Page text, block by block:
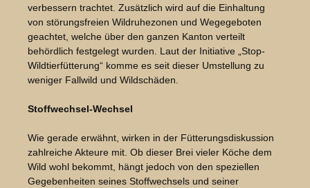
verbessern trachtet. Zusätzlich wird auf die Einhaltung
von störungsfreien Wildruhezonen und Wegegeboten
geachtet, welche über den ganzen Kanton verteilt
behördlich festgelegt wurden. Laut der Initiative „Stop-
Wildtierfütterung“ komme es seit dieser Umstellung zu
weniger Fallwild und Wildschäden.
Stoffwechsel-Wechsel
Wie gerade erwähnt, wirken in der Fütterungsdiskussion
zahlreiche Akteure mit. Ob dieser Brei vieler Köche dem
Wild wohl bekommt, hängt jedoch von den speziellen
Gegebenheiten seines Stoffwechsels und seiner